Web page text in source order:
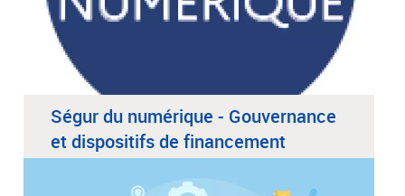
Ségur du numérique - Gouvernance
et dispositifs de financement